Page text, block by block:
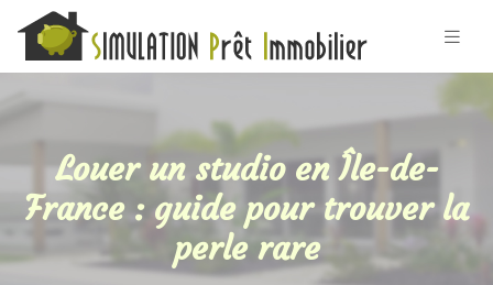
Louer un studio en Île-de-
France : guide pour trouver la
perle rare